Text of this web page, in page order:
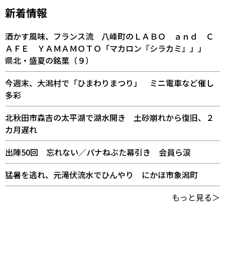
新着情報
酒かす風味、フランス流 八峰町のＬＡＢＯ ａｎｄ Ｃ
ＡＦＥ ＹＡＭＡＭＯＴＯ「マカロン『シラカミ』」」
県北・盛夏の銘菓（９）
今週末、大潟村で「ひまわりまつり」 ミニ電車など催し
多彩
北秋田市森吉の太平湖で湖水開き 土砂崩れから復旧、２
カ月遅れ
出陣50回 忘れない／パナねぶた幕引き 会員ら涙
猛暑を逃れ、元滝伏流水でひんやり にかほ市象潟町
もっと見る＞